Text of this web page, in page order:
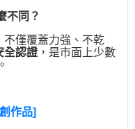
不同？
不僅覆蓋力強、不乾
全認證 ，是市面上少數
作品]